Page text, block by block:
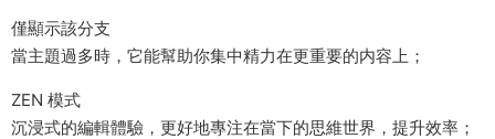
僅顯示該分支
當主題過多時，它能幫助你集中精力在更重要的内容上；
ZEN 模式
沉浸式的編輯體驗，更好地專注在當下的思維世界，提升效率；